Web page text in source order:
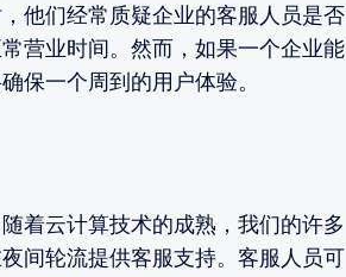
他们经常质疑企业的客服人员是否
营业时间。然而，如果一个企业能
保一个周到的用户体验。
着云计算技术的成熟，我们的许多
间轮流提供客服支持。客服人员可